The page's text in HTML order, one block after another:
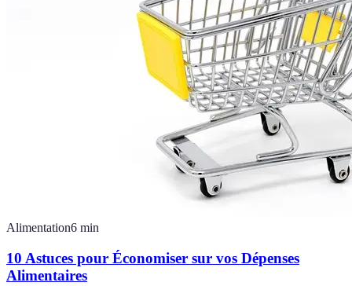
Alimentation6 min
10 Astuces pour Économiser sur vos Dépenses
Alimentaires